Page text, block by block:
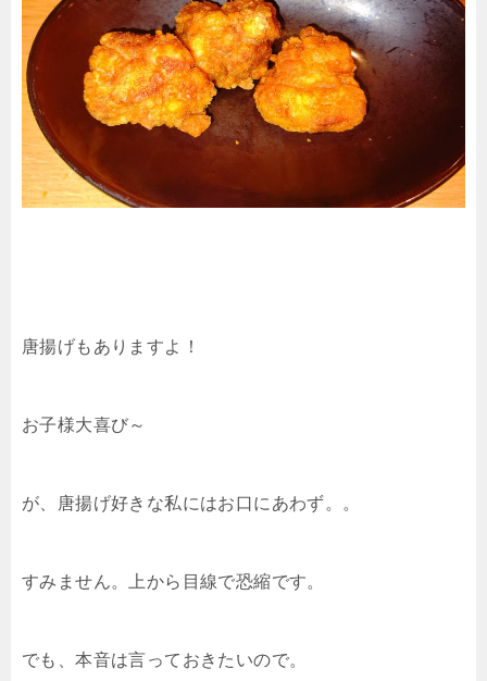
唐揚げもありますよ！
お子様大喜び～
が、唐揚げ好きな私にはお口にあわず。。
すみません。上から目線で恐縮です。
でも、本音は言っておきたいので。